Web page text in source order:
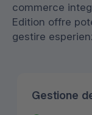
commerce
Edition offre
gestire
Gestione